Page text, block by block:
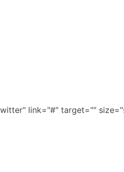
link="#" target=""